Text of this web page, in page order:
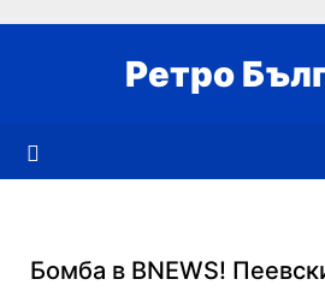
Ретро
Бомба в BNEWS!